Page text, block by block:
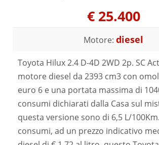
€ 25.400
Motore: diesel
Toyota Hilux 2.4 D-4D 2WD 2p. SC
motore diesel da 2393 cm3 con
euro 6 e una portata massima di
consumi dichiarati dalla Casa sul
questa versione sono di 6,5 L/
consumi, ad un prezzo indicativo